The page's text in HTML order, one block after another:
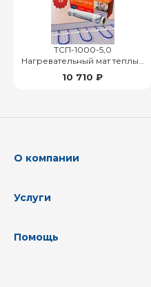
ТСП-1000-5,0
Нагревательный мат теплый
пол no 1
10 710 ₽
О компании
Услуги
Помощь